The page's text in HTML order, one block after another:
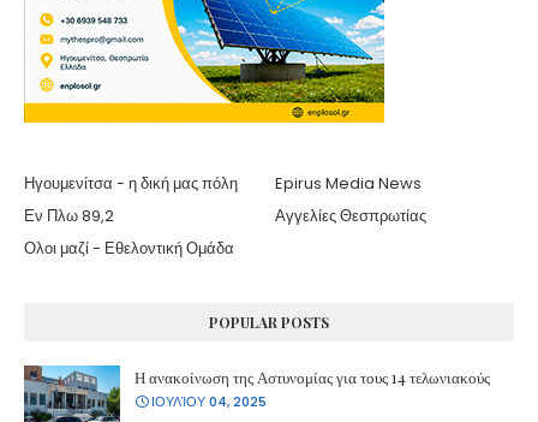
Ηγουμενίτσα - η δική μας πόλη
Epirus Media News
Εν Πλω 89,2
Αγγελίες Θεσπρωτίας
Ολοι μαζί - Εθελοντική Ομάδα
POPULAR POSTS
Η ανακοίνωση της Αστυνομίας για τους 14 τελωνιακούς
ΙΟΥΛΊΟΥ 04, 2025